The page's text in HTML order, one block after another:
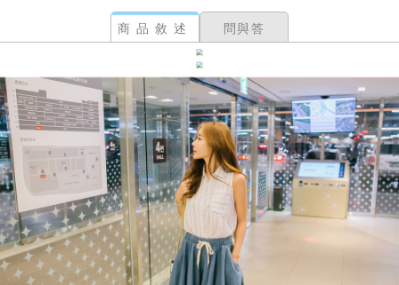
商品敘述 問與答